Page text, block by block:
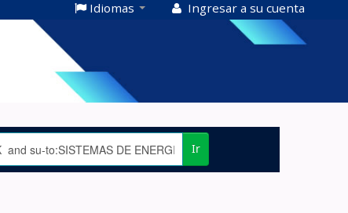
Idiomas Ingresar a su cuenta
Ir